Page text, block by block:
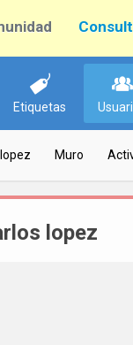
Etiquetas
Muro
lopez